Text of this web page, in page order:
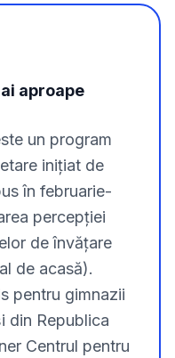
aproape
un program
inițiat de
în februarie-
percepției
de învățare
de acasă).
pentru gimnazii
din Republica
Centrul pentru